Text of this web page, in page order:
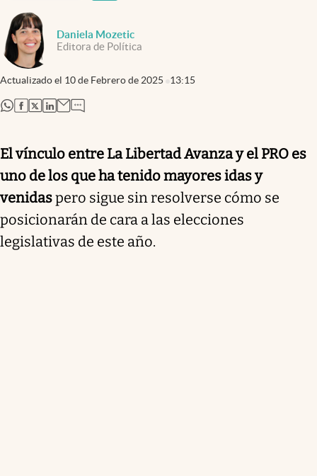
Daniela Mozetic
Editora de Política
Actualizado el 10 de Febrero de 2025 13:15
abre en nueva pestaña
abre en nueva pestaña
abre en nueva pestaña
abre en nueva pestaña
El vínculo entre La Libertad Avanza y el PRO es
uno de los que ha tenido mayores idas y
venidaspero sigue sin resolverse cómo se
posicionarán de cara a las elecciones
legislativas de este año.